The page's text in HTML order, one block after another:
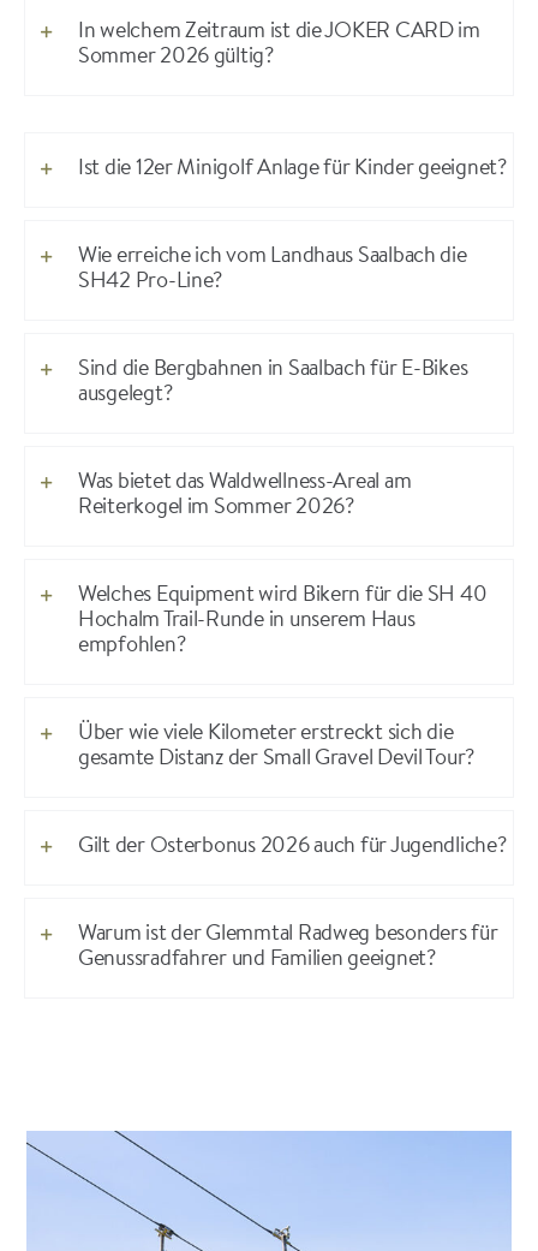
In welchem Zeitraum ist die JOKER CARD im
Sommer 2026 gültig?
Ist die 12er Minigolf Anlage für Kinder geeignet?
Wie erreiche ich vom Landhaus Saalbach die
SH42 Pro-Line?
Sind die Bergbahnen in Saalbach für E-Bikes
ausgelegt?
Was bietet das Waldwellness-Areal am
Reiterkogel im Sommer 2026?
Welches Equipment wird Bikern für die SH 40
Hochalm Trail-Runde in unserem Haus
empfohlen?
Über wie viele Kilometer erstreckt sich die
gesamte Distanz der Small Gravel Devil Tour?
Gilt der Osterbonus 2026 auch für Jugendliche?
Warum ist der Glemmtal Radweg besonders für
Genussradfahrer und Familien geeignet?